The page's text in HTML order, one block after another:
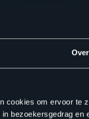
Over
cookies om ervoor te
bezoekersgedrag en